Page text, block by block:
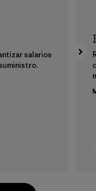
salarios